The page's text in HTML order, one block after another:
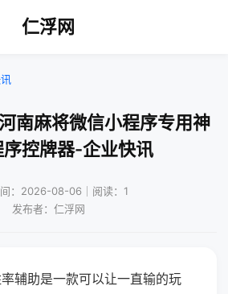
仁浮网
南麻将微信小程序专用神
序控牌器-企业快讯
：2026-08-06｜阅读：1
发布者：仁浮网
辅助是一款可以让一直输的玩